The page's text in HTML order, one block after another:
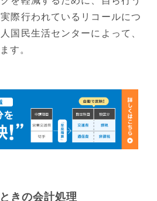
際行われているリコールにつ
国民生活センターによって、
す。
きの会計処理